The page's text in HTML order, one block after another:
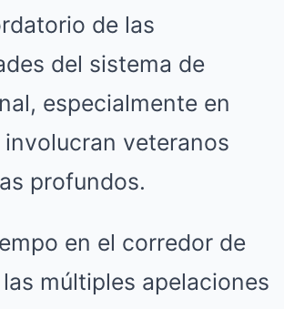
de las
del sistema de
especialmente en
involucran veteranos
profundos.
en el corredor de
múltiples apelaciones